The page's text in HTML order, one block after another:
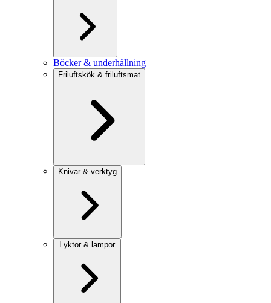
Böcker & underhållning
Friluftskök & friluftsmat
Knivar & verktyg
Lyktor & lampor